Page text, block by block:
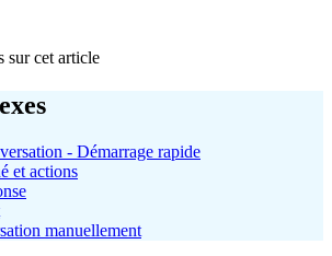
sur cet article
- Démarrage rapide
et actions
manuellement